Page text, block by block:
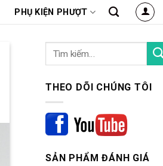
PHỤ KIỆN PHƯỢT
THEO DÕI CHÚNG TÔI
SẢN PHẨM ĐÁNH GIÁ